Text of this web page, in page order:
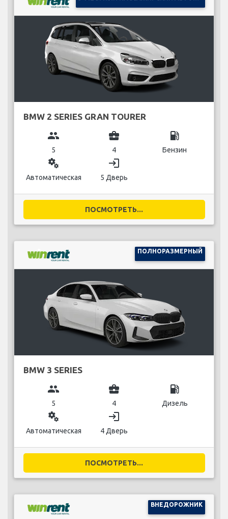
BMW 2 SERIES GRAN TOURER
group
5
business_center
4
local_gas_station
Бензин
miscellaneous_services
Автоматическая
login
5 Дверь
ПОСМОТРЕТЬ...
ПОЛНОРАЗМЕРНЫЙ
BMW 3 SERIES
group
5
business_center
4
local_gas_station
Дизель
miscellaneous_services
Автоматическая
login
4 Дверь
ПОСМОТРЕТЬ...
ВНЕДОРОЖНИК